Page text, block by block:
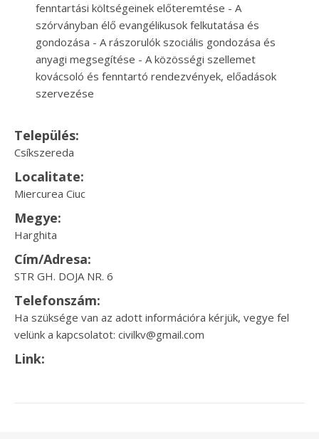
fenntartási költségeinek előteremtése - A
szórványban élő evangélikusok felkutatása és
gondozása - A rászorulók szociális gondozása és
anyagi megsegítése - A közösségi szellemet
kovácsoló és fenntartó rendezvények, előadások
szervezése
Település:
Csíkszereda
Localitate:
Miercurea Ciuc
Megye:
Harghita
Cím/Adresa:
STR GH. DOJA NR. 6
Telefonszám:
Ha szüksége van az adott információra kérjük, vegye fel
velünk a kapcsolatot: civilkv@gmail.com
Link: